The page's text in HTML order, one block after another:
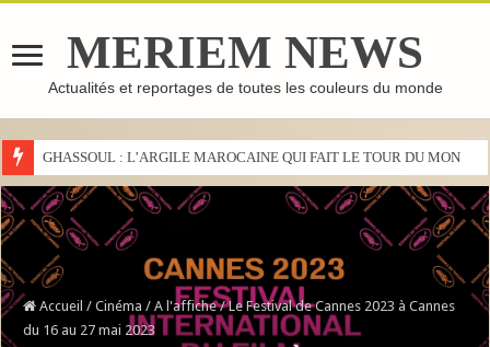
MERIEM NEWS
Actualités et reportages de toutes les couleurs du monde
GHASSOUL : L’ARGILE MAROCAINE QUI FAIT LE TOUR DU MONDE
Accueil / Cinéma / A l'affiche / Le Festival de Cannes 2023 à Cannes
du 16 au 27 mai 2023